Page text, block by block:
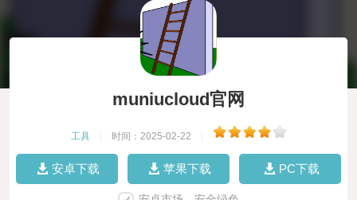
muniucloud官网
工具 时间：2025-02-22
安卓下载 苹果下载 PC下载